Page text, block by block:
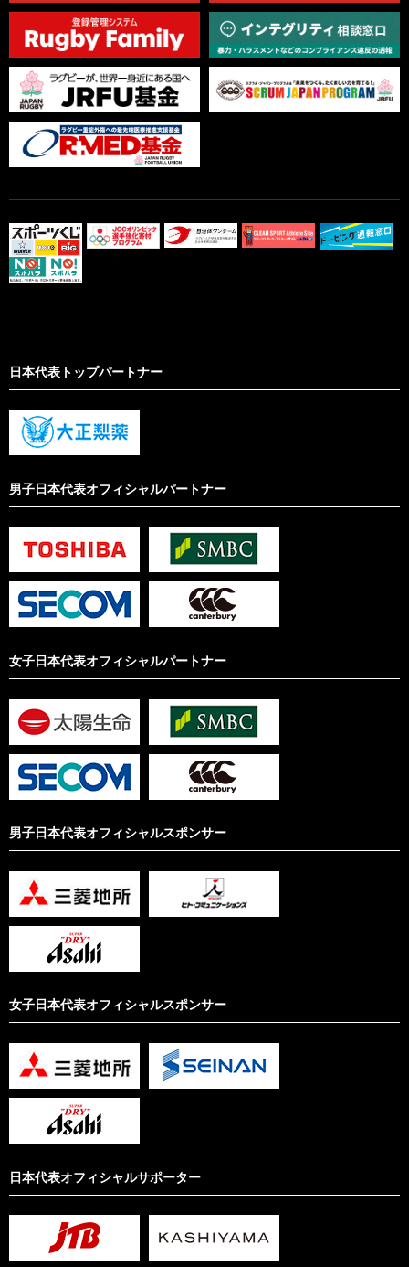
日本代表トップパートナー
男子日本代表オフィシャルパートナー
女子日本代表オフィシャルパートナー
男子日本代表オフィシャルスポンサー
女子日本代表オフィシャルスポンサー
日本代表オフィシャルサポーター